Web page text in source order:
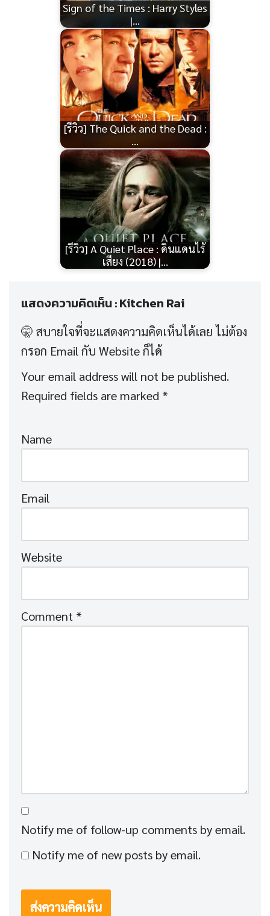
Sign of the Times : Harry Styles
|…
[รีวิว] The Quick and the Dead :
…
[รีวิว] A Quiet Place : ดินแดนไร้
เสียง (2018) |…
แสดงความคิดเห็น : Kitchen Rai
Your email address will not be published.
Required fields are marked *
Name
Email
Website
Comment *
Notify me of follow-up comments by email.
Notify me of new posts by email.